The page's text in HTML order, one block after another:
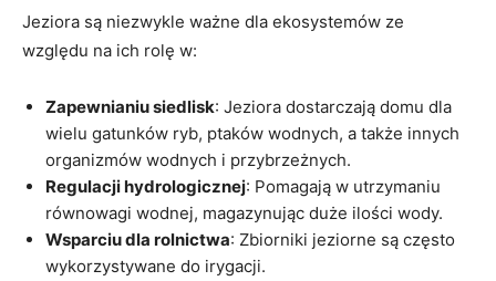
Jeziora są niezwykle ważne dla ekosystemów ze
względu na ich rolę w:
Zapewnianiu siedlisk: Jeziora dostarczają domu dla
wielu gatunków ryb, ptaków wodnych, a także innych
organizmów wodnych i przybrzeżnych.
Regulacji hydrologicznej: Pomagają w utrzymaniu
równowagi wodnej, magazynując duże ilości wody.
Wsparciu dla rolnictwa: Zbiorniki jeziorne są często
wykorzystywane do irygacji.